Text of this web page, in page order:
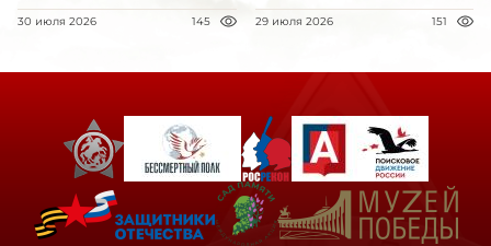
30 июля 2026 145 29 июля 2026 151